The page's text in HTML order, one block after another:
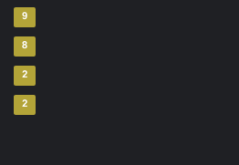
9
8
2
2